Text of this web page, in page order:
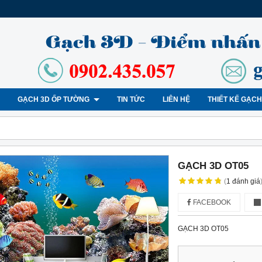
GẠCH 3D ỐP TƯỜNG TIN TỨC LIÊN HỆ THIẾT KẾ
GẠCH 3D OT05
(1đánh giá
FACEBOOK
GẠCH 3D OT05